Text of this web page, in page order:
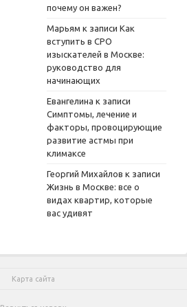
почему он важен?
Марьям к записи Как
вступить в СРО
изыскателей в Москве:
руководство для
начинающих
Евангелина к записи
Симптомы, лечение и
факторы, провоцирующие
развитие астмы при
климаксе
Георгий Михайлов к записи
Жизнь в Москве: все о
видах квартир, которые
вас удивят
Карта сайта